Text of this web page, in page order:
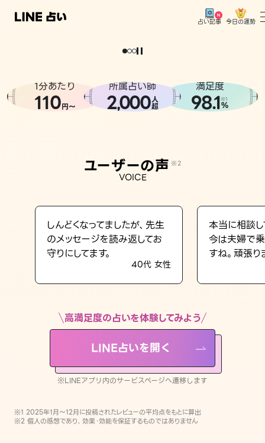
占い記事 今日の運勢
相談事例
LINE占いを開く
※LINEアプリ内のサービスページへ遷移します
どうせなら
。
1分あたり
110円〜
所属占い師
2,000人
超
満足度
98.1※1
%
ユーザーの声 ※2
VOICE
しんどくなってましたが、先生
のメッセージを読み返してお
守りにしてます。
40代 女性
本当に相談し
今は夫婦で
すね。頑張り
高満足度の占いを体験してみよう
LINE占いを開く
※LINEアプリ内のサービスページへ遷移します
※1 2025年1月〜12月に投稿されたレビューの平均点をもとに算出
※2 個人の感想であり、効果・効能を保証するものではありません